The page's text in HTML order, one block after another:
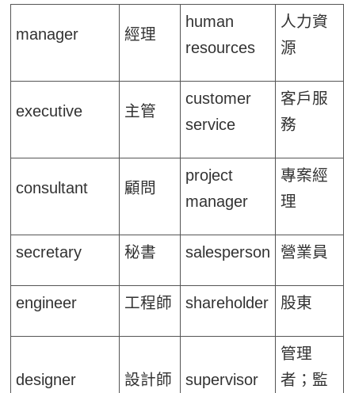
manager 經理
human
resources
人力資
源
executive 主管
customer
service
客戶服
務
consultant 顧問
project
manager
專案經
理
secretary 秘書 salesperson 營業員
engineer 工程師 shareholder 股東
designer 設計師 supervisor
管理
者；監